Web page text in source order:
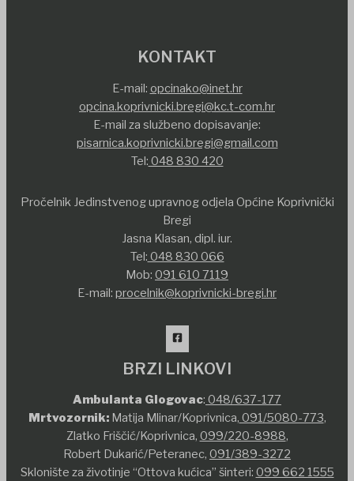
KONTAKT
E-mail: opcinako@inet.hr
opcina.koprivnicki.bregi@kc.t-com.hr
E-mail za službeno dopisavanje:
pisarnica.koprivnicki.bregi@gmail.com
Tel: 048 830 420
Pročelnik Jedinstvenog upravnog odjela Općine Koprivnički
Bregi
Jasna Klasan, dipl. iur.
Tel: 048 830 066
Mob: 091 610 7119
E-mail: procelnik@koprivnicki-bregi.hr
BRZI LINKOVI
Ambulanta Glogovac: 048/637-177
Mrtvozornik:Matija Mlinar/Koprivnica, 091/5080-773,
Zlatko Friščić/Koprivnica, 099/220-8988,
Robert Dukarić/Peteranec, 091/389-3272
Sklonište za životinje “Ottova kućica” šinteri: 099 662 1555